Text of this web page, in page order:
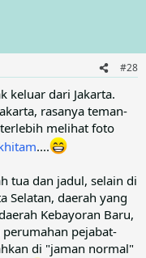
#28
keluar dari Jakarta.
rasanya teman-
melihat foto
....
tua dan jadul, selain di
Selatan, daerah yang
Kebayoran Baru,
pejabat-
di "jaman normal"